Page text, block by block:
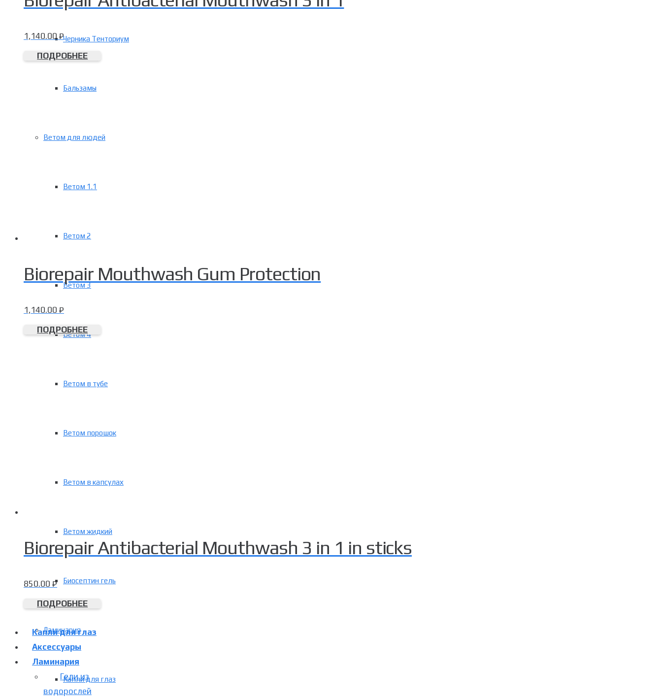
Черника Тенториум
Бальзамы
Ветом для людей
Ветом 1.1
Ветом 2
Ветом 3
Ветом 4
Ветом в тубе
Ветом порошок
Ветом в капсулах
Ветом жидкий
Биосептин гель
Ламинария
Капли для глаз
1,140.00₽
ПОДРОБНЕЕ
Biorepair Mouthwash Gum Protection
1,140.00 ₽
ПОДРОБНЕЕ
Biorepair Antibacterial Mouthwash 3 in 1 in sticks
850.00 ₽
ПОДРОБНЕЕ
Капли для глаз
Аксессуары
Ламинария
Гели из
водорослей